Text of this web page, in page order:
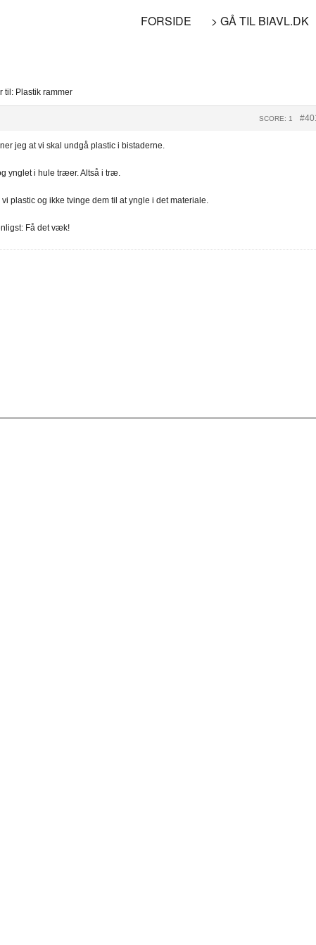
FORSIDE > GÅ TIL BIAVL.DK
til: Plastik rammer
SCORE: 1
jeg at vi skal undgå plastic i bistaderne.
ynglet i hule træer. Altså i træ.
plastic og ikke tvinge dem til at yngle i det materiale.
Få det væk!